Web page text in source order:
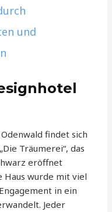
und
findet sich
Träumerei“, das
eröffnet
Haus wurde mit viel
in ein
Jeder